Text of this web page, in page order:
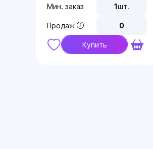
Мин. заказ 1шт.
Продаж 0
Купить